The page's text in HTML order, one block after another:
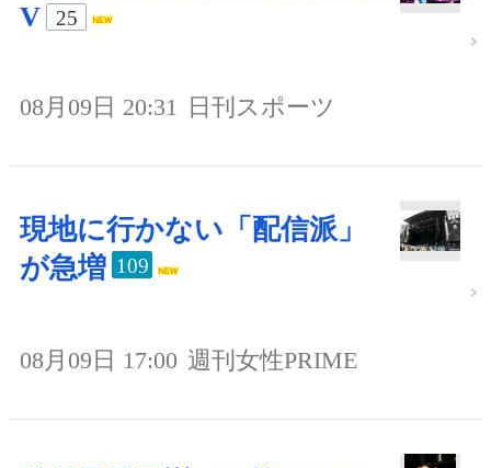
V
25
08月09日 20:31 日刊スポーツ
現地に行かない「配信派」
が急増 109
08月09日 17:00 週刊女性PRIME